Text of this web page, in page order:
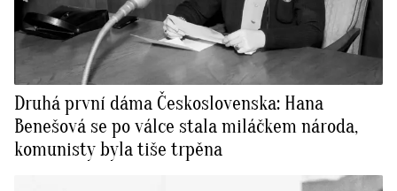
Druhá první dáma Československa: Hana
Benešová se po válce stala miláčkem národa,
komunisty byla tiše trpěna